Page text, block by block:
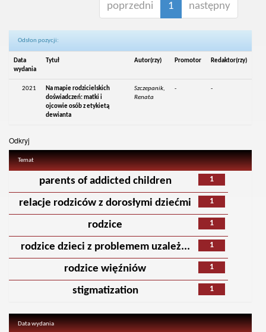
poprzedni 1 następny
Odsłon pozycji:
Data
wydania
Tytuł Autor(rzy) Promotor Redaktor(rzy)
2021
Na mapie rodzicielskich
doświadczeń: matki i
ojcowie osób z etykietą
dewianta
Szczepanik,
Renata
- -
Odkryj
Temat
1
parents of addicted children
1
relacje rodziców z dorosłymi dziećmi
1
rodzice
1
rodzice dzieci z problemem uzależ...
1
rodzice więźniów
1
stigmatization
Data wydania